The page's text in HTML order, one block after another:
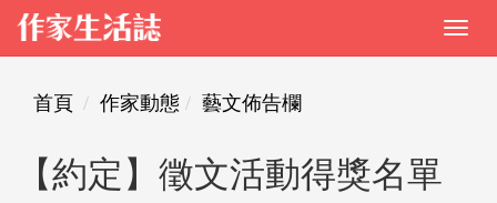
首頁 作家動態 藝文佈告欄
【約定】徵文活動得獎名單